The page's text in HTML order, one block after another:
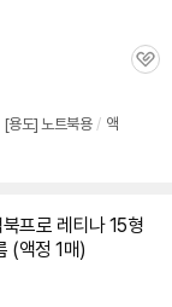
관
[용도] 노트북용 / 액
프로 레티나 15형
(액정 1매)